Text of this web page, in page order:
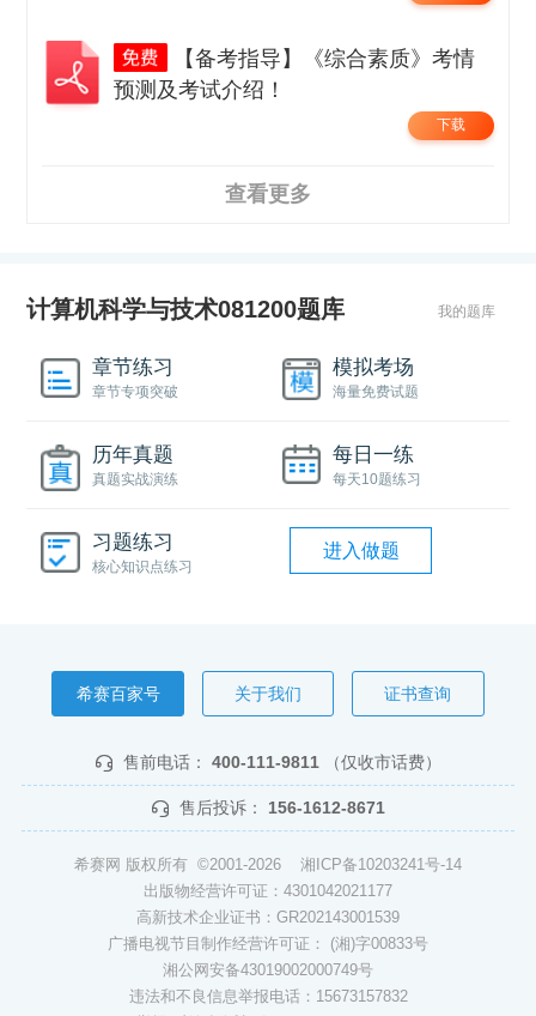
【备考指导】《综合素质》考情
预测及考试介绍！
下载
查看更多
计算机科学与技术081200题库 我的题库
章节练习
章节专项突破
模拟考场
海量免费试题
历年真题
真题实战演练
每日一练
每天10题练习
习题练习
核心知识点练习
进入做题
希赛百家号 关于我们 证书查询
售前电话： 400-111-9811 （仅收市话费）
售后投诉： 156-1612-8671
希赛网 版权所有 ©2001-2026 湘ICP备10203241号-14
出版物经营许可证：4301042021177
高新技术企业证书：GR202143001539
广播电视节目制作经营许可证： (湘)字00833号
湘公网安备43019002000749号
违法和不良信息举报电话：15673157832